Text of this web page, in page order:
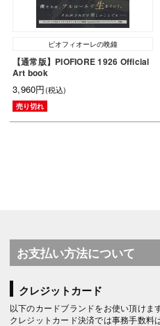
ピオフィオーレの晩鐘
【通常版】PIOFIORE 1926 Official
Art book
3,960円(税込)
売り切れ
お支払い方法について
クレジットカード
以下のカードブランドをお使い頂けます
クレジットカード決済では事務手数料